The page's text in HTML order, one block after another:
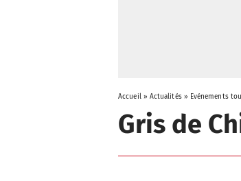
Accueil» Actualités» Evénements
Gris de